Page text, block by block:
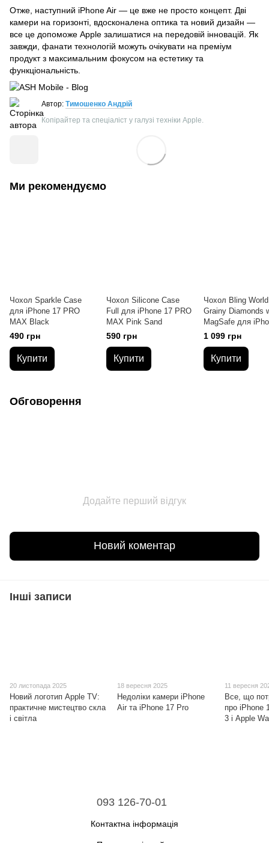
Отже, наступний iPhone Air — це вже не просто концепт. Дві
камери на горизонті, вдосконалена оптика та новий дизайн —
все це допоможе Apple залишатися на передовій інновацій. Як
завжди, фанати технологій можуть очікувати на преміум
продукт з максимальним фокусом на естетику та
функціональність.
Автор: Тимошенко Андрій
Копірайтер та спеціаліст у галузі техніки Apple.
Ми рекомендуємо
Чохол Sparkle Case
для iPhone 17 PRO
MAX Black
490 грн
Купити
Чохол Silicone Case
Full для iPhone 17 PRO
MAX Pink Sand
590 грн
Купити
Чохол Bling World
Grainy Diamonds
MagSafe для
PRO MAX Navy
1 099 грн
Купити
Обговорення
Додайте перший відгук
Новий коментар
Інші записи
20 листопада 2025
Новий логотип Apple TV:
практичне мистецтво скла
і світла
18 вересня 2025
Недоліки камери iPhone
Air та iPhone 17 Pro
11 вересня
Все, що
про iPhone
3 і Apple
093 126-70-01
Контактна інформація